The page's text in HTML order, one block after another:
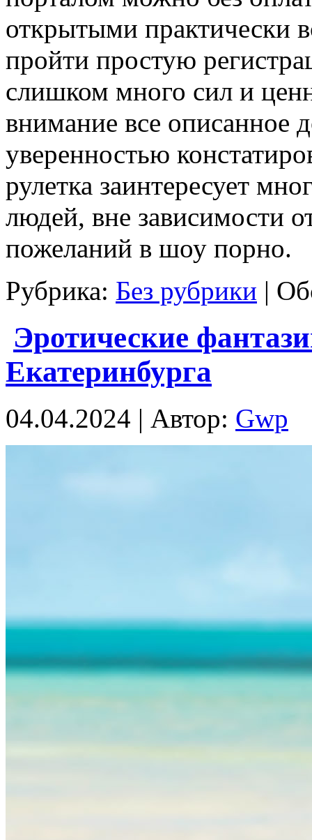
открытыми практически
пройти простую
слишком много сил и
внимание все описанное
уверенностью
рулетка заинтересует
людей, вне зависимости
пожеланий в шоу порно.
Рубрика: Без рубрики |
Эротические
Екатеринбурга
04.04.2024 | Автор: Gwp